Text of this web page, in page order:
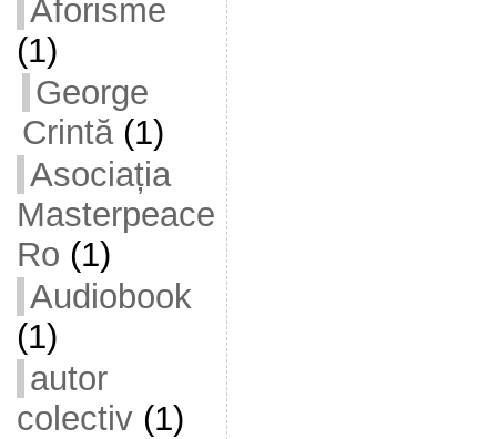
Aforisme
(1)
George
Crintă(1)
Asociația
Masterpeace
Ro (1)
Audiobook
(1)
autor
colectiv(1)